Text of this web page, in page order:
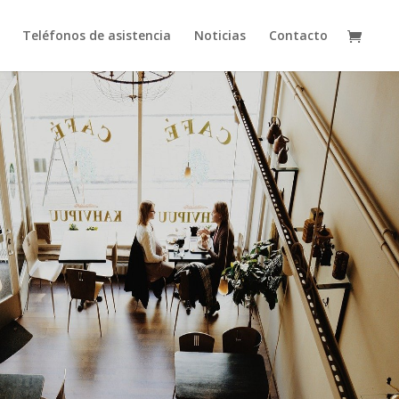
Teléfonos de asistencia Noticias Contacto